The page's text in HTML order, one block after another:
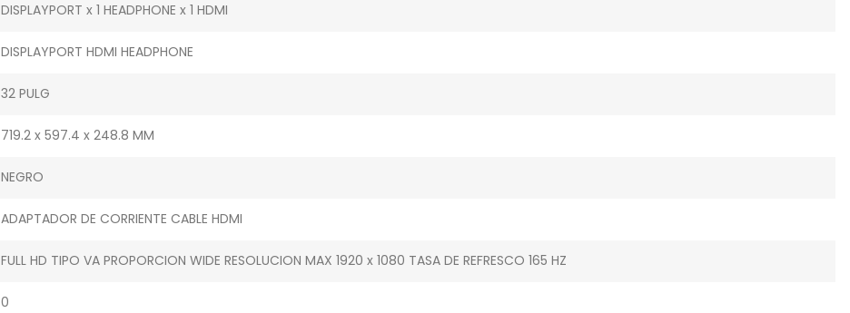
DISPLAYPORT x 1 HEADPHONE x 1 HDMI
DISPLAYPORT HDMI HEADPHONE
32 PULG
719.2 x 597.4 x 248.8 MM
NEGRO
ADAPTADOR DE CORRIENTE CABLE HDMI
FULL HD TIPO VA PROPORCION WIDE RESOLUCION MAX 1920 x 1080 TASA DE REFRESCO 165 HZ
0